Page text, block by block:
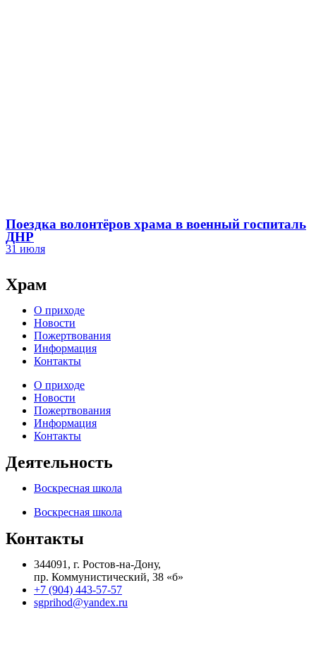
Поездка волонтёров храма в военный госпиталь
ДНР
31 июля
Храм
О приходе
Новости
Пожертвования
Информация
Контакты
О приходе
Новости
Пожертвования
Информация
Контакты
Деятельность
Воскресная школа
Воскресная школа
Контакты
344091, г. Ростов-на-Дону,
пр. Коммунистический, 38 «б»
+7 (904) 443-57-57
sgprihod@yandex.ru